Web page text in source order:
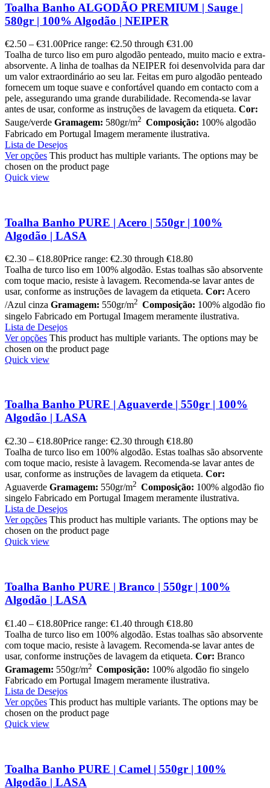
Toalha Banho ALGODÃO PREMIUM | Sauge |
580gr | 100% Algodão | NEIPER
€2.50 – €31.00Price range: €2.50 through €31.00
Toalha de turco liso em puro algodão penteado, muito macio e extra-
absorvente. A linha de toalhas da NEIPER foi desenvolvida para dar
um valor extraordinário ao seu lar. Feitas em puro algodão penteado
fornecem um toque suave e confortável quando em contacto com a
pele, assegurando uma grande durabilidade. Recomenda-se lavar
antes de usar, conforme as instruções de lavagem da etiqueta. Cor:
Sauge/verde Gramagem: 580gr/m2 Composição: 100% algodão
Fabricado em Portugal Imagem meramente ilustrativa.
Lista de Desejos
Ver opções This product has multiple variants. The options may be
chosen on the product page
Quick view
Toalha Banho PURE | Acero | 550gr | 100%
Algodão | LASA
€2.30 – €18.80Price range: €2.30 through €18.80
Toalha de turco liso em 100% algodão. Estas toalhas são absorvente
com toque macio, resiste à lavagem. Recomenda-se lavar antes de
usar, conforme as instruções de lavagem da etiqueta. Cor: Acero
/Azul cinza Gramagem: 550gr/m2 Composição: 100% algodão fio
singelo Fabricado em Portugal Imagem meramente ilustrativa.
Lista de Desejos
Ver opções This product has multiple variants. The options may be
chosen on the product page
Quick view
Toalha Banho PURE | Aguaverde | 550gr | 100%
Algodão | LASA
€2.30 – €18.80Price range: €2.30 through €18.80
Toalha de turco liso em 100% algodão. Estas toalhas são absorvente
com toque macio, resiste à lavagem. Recomenda-se lavar antes de
usar, conforme as instruções de lavagem da etiqueta. Cor:
Aguaverde Gramagem: 550gr/m2 Composição: 100% algodão fio
singelo Fabricado em Portugal Imagem meramente ilustrativa.
Lista de Desejos
Ver opções This product has multiple variants. The options may be
chosen on the product page
Quick view
Toalha Banho PURE | Branco | 550gr | 100%
Algodão | LASA
€1.40 – €18.80Price range: €1.40 through €18.80
Toalha de turco liso em 100% algodão. Estas toalhas são absorvente
com toque macio, resiste à lavagem. Recomenda-se lavar antes de
usar, conforme instruções de lavagem da etiqueta. Cor: Branco
Gramagem: 550gr/m2 Composição: 100% algodão fio singelo
Fabricado em Portugal Imagem meramente ilustrativa.
Lista de Desejos
Ver opções This product has multiple variants. The options may be
chosen on the product page
Quick view
Toalha Banho PURE | Camel | 550gr | 100%
Algodão | LASA